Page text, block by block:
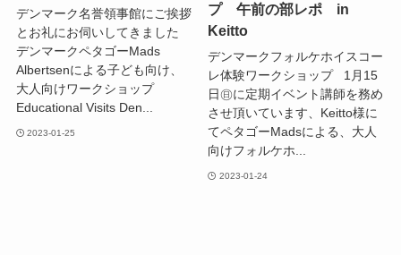
デンマーク名誉領事館にご挨拶
とお礼にお伺いしてきました
デンマークペタゴーMads
Albertsenによる子ども向け、
大人向けワークショップ
Educational Visits Den...
2023-01-25
プ 午前の部レポ in
Keitto
デンマークフォルケホイスコー
レ体験ワークショップ 1月15
日㊐に定期イベント講師を務め
させ頂いています、Keitto様に
てペタゴーMadsによる、大人
向けフォルケホ...
2023-01-24